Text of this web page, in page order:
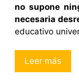
no supone
necesaria
educativo
Leer más